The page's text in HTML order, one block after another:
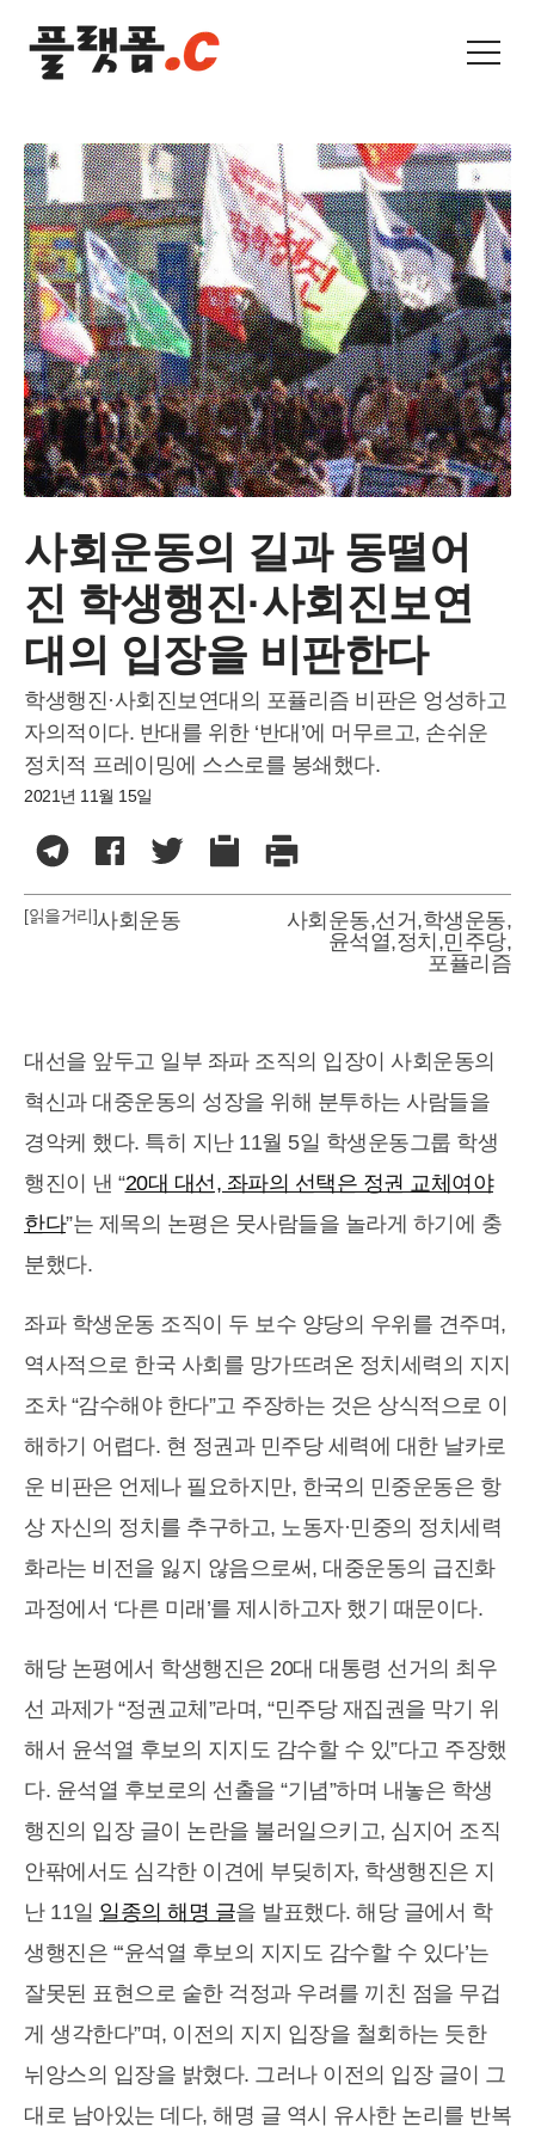
사회운동의 길과 동떨어
진 학생행진·사회진보연
대의 입장을 비판한다
학생행진·사회진보연대의 포퓰리즘 비판은 엉성하고
자의적이다. 반대를 위한 ‘반대’에 머무르고, 손쉬운
정치적 프레이밍에 스스로를 봉쇄했다.
2021년 11월 15일
[읽을거리]사회운동 사회운동,선거,학생운동,
윤석열,정치 ,민주당,
포퓰리즘
대선을 앞두고 일부 좌파 조직의 입장이 사회운동의
혁신과 대중운동의 성장을 위해 분투하는 사람들을
경악케 했다. 특히 지난 11월 5일 학생운동그룹 학생
행진이 낸 “20대 대선, 좌파의 선택은 정권 교체여야
한다”는 제목의 논평은 뭇사람들을 놀라게 하기에 충
분했다.
좌파 학생운동 조직이 두 보수 양당의 우위를 견주며,
역사적으로 한국 사회를 망가뜨려온 정치세력의 지지
조차 “감수해야 한다”고 주장하는 것은 상식적으로 이
해하기 어렵다. 현 정권과 민주당 세력에 대한 날카로
운 비판은 언제나 필요하지만, 한국의 민중운동은 항
상 자신의 정치를 추구하고, 노동자·민중의 정치세력
화라는 비전을 잃지 않음으로써, 대중운동의 급진화
과정에서 ‘다른 미래’를 제시하고자 했기 때문이다.
해당 논평에서 학생행진은 20대 대통령 선거의 최우
선 과제가 “정권교체”라며, “민주당 재집권을 막기 위
해서 윤석열 후보의 지지도 감수할 수 있”다고 주장했
다. 윤석열 후보로의 선출을 “기념”하며 내놓은 학생
행진의 입장 글이 논란을 불러일으키고, 심지어 조직
안팎에서도 심각한 이견에 부딪히자, 학생행진은 지
난 11일 일종의 해명 글을 발표했다. 해당 글에서 학
생행진은 “‘윤석열 후보의 지지도 감수할 수 있다’는
잘못된 표현으로 숱한 걱정과 우려를 끼친 점을 무겁
게 생각한다”며, 이전의 지지 입장을 철회하는 듯한
뉘앙스의 입장을 밝혔다. 그러나 이전의 입장 글이 그
대로 남아있는 데다, 해명 글 역시 유사한 논리를 반복